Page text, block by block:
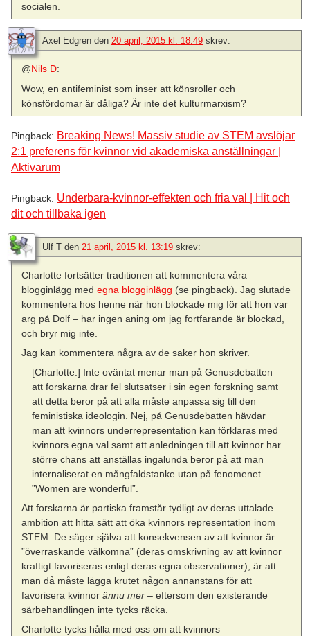
socialen.
Axel Edgren den 20 april, 2015 kl. 18:49 skrev:
@Nils D:
Wow, en antifeminist som inser att könsroller och
könsfördomar är dåliga? Är inte det kulturmarxism?
Pingback: Breaking News! Massiv studie av STEM avslöjar
2:1 preferens för kvinnor vid akademiska anställningar |
Aktivarum
Pingback: Underbara-kvinnor-effekten och fria val | Hit och
dit och tillbaka igen
Ulf T den 21 april, 2015 kl. 13:19 skrev:
Charlotte fortsätter traditionen att kommentera våra
blogginlägg medegna blogginlägg (se pingback). Jag slutade
kommentera hos henne när hon blockade mig för att hon var
arg på Dolf – har ingen aning om jag fortfarande är blockad,
och bryr mig inte.
Jag kan kommentera några av de saker hon skriver.
[Charlotte:] Inte oväntat menar man på Genusdebatten
att forskarna drar fel slutsatser i sin egen forskning samt
att detta beror på att alla måste anpassa sig till den
feministiska ideologin. Nej, på Genusdebatten hävdar
man att kvinnors underrepresentation kan förklaras med
kvinnors egna val samt att anledningen till att kvinnor har
större chans att anställas ingalunda beror på att man
internaliserat en mångfaldstanke utan på fenomenet
”Women are wonderful”.
Att forskarna är partiska framstår tydligt av deras uttalade
ambition att hitta sätt att öka kvinnors representation inom
STEM. De säger själva att konsekvensen av att kvinnor är
”överraskande välkomna” (deras omskrivning av att kvinnor
kraftigt favoriseras enligt deras egna observationer), är att
man då måste lägga krutet någon annanstans för att
favorisera kvinnorännu mer – eftersom den existerande
särbehandlingen inte tycks räcka.
Charlotte tycks hålla med oss om att kvinnors